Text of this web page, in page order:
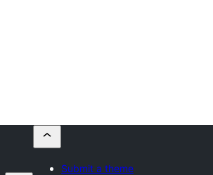
Submit a theme